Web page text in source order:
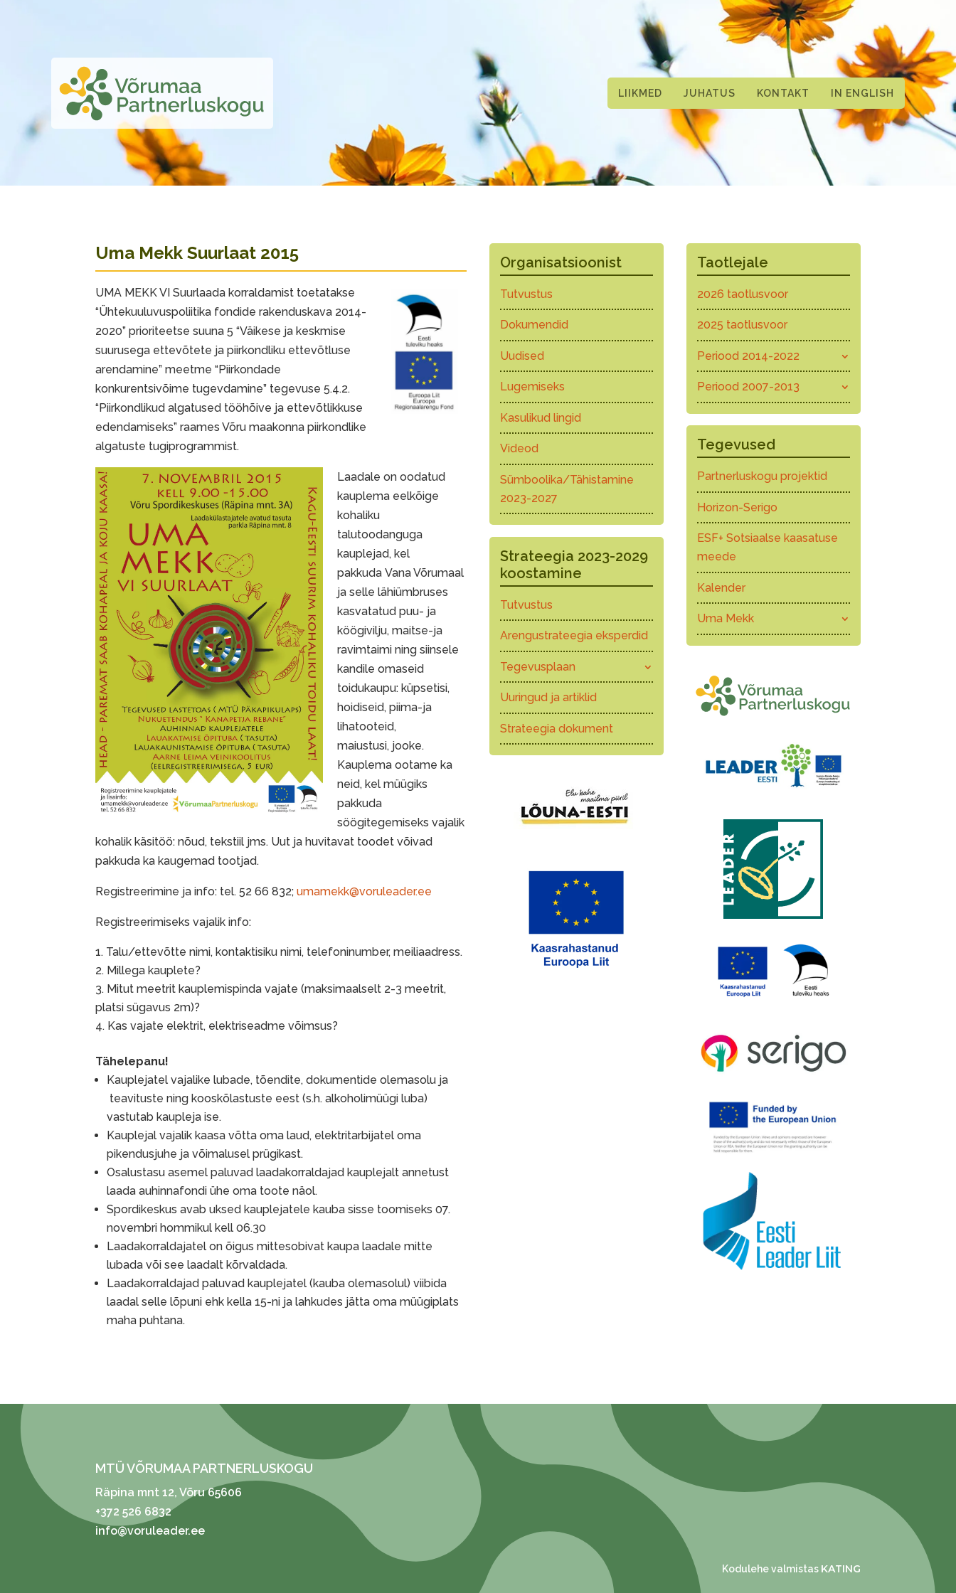
LIIKMED JUHATUS KONTAKT IN ENGLISH
Uma Mekk Suurlaat 2015
UMA MEKK VI Suurlaada korraldamist toetatakse
“Ühtekuuluvuspoliitika fondide rakenduskava 2014-
2020” prioriteetse suuna 5 “Väikese ja keskmise
suurusega ettevõtete ja piirkondliku ettevõtluse
arendamine” meetme “Piirkondade
konkurentsivõime tugevdamine” tegevuse 5.4.2.
“Piirkondlikud algatused tööhõive ja ettevõtlikkuse
edendamiseks” raames Võru maakonna piirkondlike
algatuste tugiprogrammist.
Laadale on oodatud
kauplema eelkõige
kohaliku
talutoodanguga
kauplejad, kel
pakkuda Vana Võrumaal
ja selle lähiümbruses
kasvatatud puu- ja
köögivilju, maitse-ja
ravimtaimi ning siinsele
kandile omaseid
toidukaupu: küpsetisi,
hoidiseid, piima-ja
lihatooteid,
maiustusi, jooke.
Kauplema ootame ka
neid, kel müügiks
pakkuda
söögitegemiseks vajalik
kohalik käsitöö: nõud, tekstiil jms. Uut ja huvitavat toodet võivad
pakkuda ka kaugemad tootjad.
Registreerimine ja info: tel. 52 66 832;umamekk@voruleader.ee
Registreerimiseks vajalik info:
Talu/ettevõtte nimi, kontaktisiku nimi, telefoninumber, meiliaadress.
Millega kauplete?
Mitut meetrit kauplemispinda vajate (maksimaalselt 2-3 meetrit,
platsi sügavus 2m)?
Kas vajate elektrit, elektriseadme võimsus?
Tähelepanu!
Kauplejatel vajalike lubade, tõendite, dokumentide olemasolu ja
teavituste ning kooskõlastuste eest (s.h. alkoholimüügi luba)
vastutab kaupleja ise.
Kauplejal vajalik kaasa võtta oma laud, elektritarbijatel oma
pikendusjuhe ja võimalusel prügikast.
Osalustasu asemel paluvad laadakorraldajad kauplejalt annetust
laada auhinnafondi ühe oma toote näol.
Spordikeskus avab uksed kauplejatele kauba sisse toomiseks 07.
novembri hommikul kell 06.30
Laadakorraldajatel on õigus mittesobivat kaupa laadale mitte
lubada või see laadalt kõrvaldada.
Laadakorraldajad paluvad kauplejatel (kauba olemasolul) viibida
laadal selle lõpuni ehk kella 15-ni ja lahkudes jätta oma müügiplats
maha puhtana.
Organisatsioonist
Tutvustus
Dokumendid
Uudised
Lugemiseks
Kasulikud lingid
Videod
Sümboolika/Tähistamine
2023-2027
Strateegia 2023-2029
koostamine
Tutvustus
Arengustrateegia eksperdid
Tegevusplaan
Uuringud ja artiklid
Strateegia dokument
Taotlejale
2026 taotlusvoor
2025 taotlusvoor
Periood 2014-2022
Periood 2007-2013
Tegevused
Partnerluskogu projektid
Horizon-Serigo
ESF+ Sotsiaalse kaasatuse
meede
Kalender
Uma Mekk
MTÜ VÕRUMAA PARTNERLUSKOGU
Räpina mnt 12, Võru 65606
+372 526 6832
info@voruleader.ee
Kodulehe valmistas KATING